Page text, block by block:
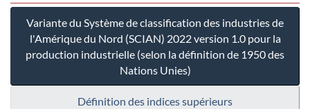
Variante du Système de classification des industries de
l'Amérique du Nord (SCIAN) 2022 version 1.0 pour la
production industrielle (selon la définition de 1950 des
Nations Unies)
Définition des indices supérieurs